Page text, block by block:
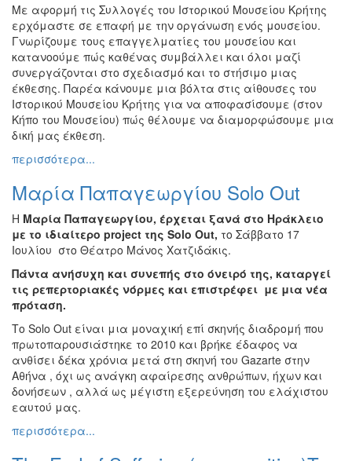
Με αφορμή τις Συλλογές του Ιστορικού Μουσείου Κρήτης
ερχόμαστε σε επαφή με την οργάνωση ενός μουσείου.
Γνωρίζουμε τους επαγγελματίες του μουσείου και
κατανοούμε πώς καθένας συμβάλλει και όλοι μαζί
συνεργάζονται στο σχεδιασμό και το στήσιμο μιας
έκθεσης. Παρέα κάνουμε μια βόλτα στις αίθουσες του
Ιστορικού Μουσείου Κρήτης για να αποφασίσουμε (στον
Κήπο του Μουσείου) πώς θέλουμε να διαμορφώσουμε μια
δική μας έκθεση.
περισσότερα...
Μαρία Παπαγεωργίου Solo Out
Η Μαρία Παπαγεωργίου, έρχεται ξανά στο Ηράκλειο
με το ιδιαίτερο project της Solo Out, το Σάββατο 17
Ιουλίου στο Θέατρο Μάνος Χατζιδάκις.
Πάντα ανήσυχη και συνεπής στο όνειρό της, καταργεί
τις ρεπερτοριακές νόρμες και επιστρέφει με μια νέα
πρόταση.
Το Solo Out είναι μια μοναχική επί σκηνής διαδρομή που
πρωτοπαρουσιάστηκε το 2010 και βρήκε έδαφος να
ανθίσει δέκα χρόνια μετά στη σκηνή του Gazarte στην
Αθήνα , όχι ως ανάγκη αφαίρεσης ανθρώπων, ήχων και
δονήσεων , αλλά ως μέγιστη εξερεύνηση του ελάχιστου
εαυτού μας.
περισσότερα...